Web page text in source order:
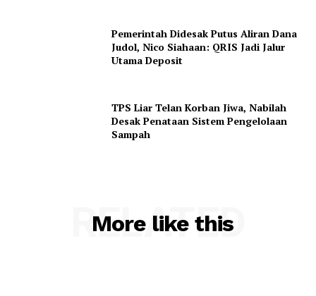
Pemerintah Didesak Putus Aliran Dana
Judol, Nico Siahaan: QRIS Jadi Jalur
Utama Deposit
TPS Liar Telan Korban Jiwa, Nabilah
Desak Penataan Sistem Pengelolaan
Sampah
More like this
RELATED